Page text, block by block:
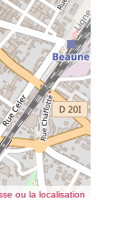
ou la localisation